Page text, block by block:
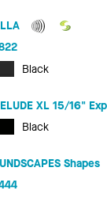
Black
XL 15/16"
Black
Shapes